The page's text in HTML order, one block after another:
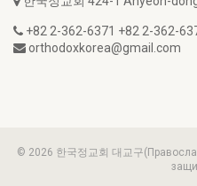
+82 2-362-6371 +82 2-362-
orthodoxkorea@gmail.com
© 2026 한국정교회 대교구